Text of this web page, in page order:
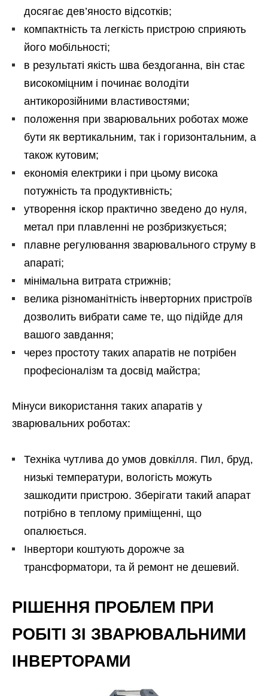
досягає дев’яносто відсотків;
компактність та легкість пристрою сприяють
його мобільності;
в результаті якість шва бездоганна, він стає
високоміцним і починає володіти
антикорозійними властивостями;
положення при зварювальних роботах може
бути як вертикальним, так і горизонтальним, а
також кутовим;
економія електрики і при цьому висока
потужність та продуктивність;
утворення іскор практично зведено до нуля,
метал при плавленні не розбризкується;
плавне регулювання зварювального струму в
апараті;
мінімальна витрата стрижнів;
велика різноманітність інверторних пристроїв
дозволить вибрати саме те, що підійде для
вашого завдання;
через простоту таких апаратів не потрібен
професіоналізм та досвід майстра;
Мінуси використання таких апаратів у
зварювальних роботах:
Техніка чутлива до умов довкілля. Пил, бруд,
низькі температури, вологість можуть
зашкодити пристрою. Зберігати такий апарат
потрібно в теплому приміщенні, що
опалюється.
Інвертори коштують дорожче за
трансформатори, та й ремонт не дешевий.
РІШЕННЯ ПРОБЛЕМ ПРИ
РОБІТІ ЗІ ЗВАРЮВАЛЬНИМИ
ІНВЕРТОРАМИ